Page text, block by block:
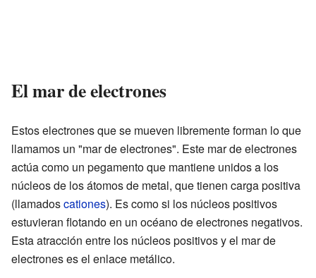
El mar de electrones
Estos electrones que se mueven libremente forman lo que
llamamos un "mar de electrones". Este mar de electrones
actúa como un pegamento que mantiene unidos a los
núcleos de los átomos de metal, que tienen carga positiva
(llamadoscationes). Es como si los núcleos positivos
estuvieran flotando en un océano de electrones negativos.
Esta atracción entre los núcleos positivos y el mar de
electrones es el enlace metálico.